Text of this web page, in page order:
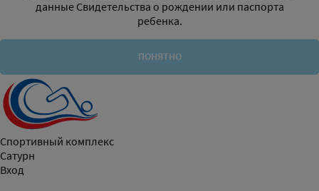
данные Свидетельства о рождении или паспорта
ребенка.
ПОНЯТНО
Спортивный комплекс
Сатурн
Вход